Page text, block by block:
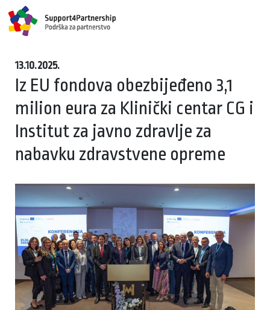
13.10.2025.
Iz EU fondova obezbijeđeno 3,1
milion eura za Klinički centar CG i
Institut za javno zdravlje za
nabavku zdravstvene opreme